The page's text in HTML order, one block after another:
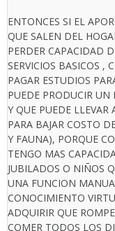
ENTONCES SI EL
QUE SALEN DEL
PERDER CAPACIDAD
SERVICIOS BASICOS ,
PAGAR ESTUDIOS
PUEDE PRODUCIR
Y QUE PUEDE LLEVAR
PARA BAJAR COSTO
Y FAUNA), PORQUE
TENGO MAS
JUBILADOS O NIÑOS
UNA FUNCION
CONOCIMIENTO
ADQUIRIR QUE
COMER TODOS LOS